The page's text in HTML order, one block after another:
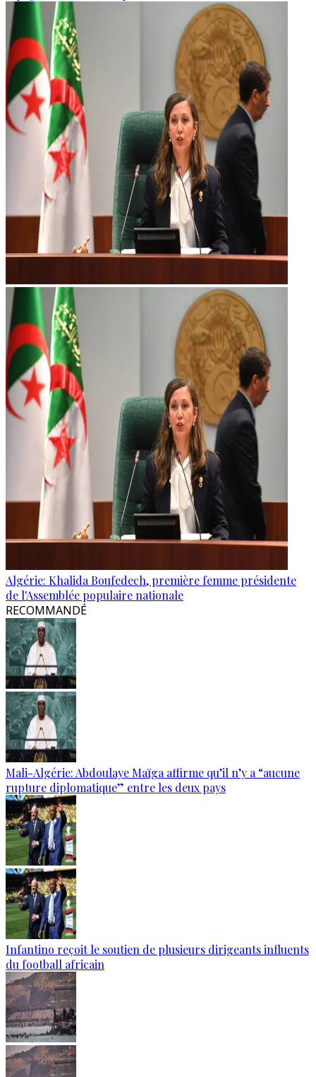
Algérie: Khalida Boufedech, première femme présidente
de l'Assemblée populaire nationale
RECOMMANDÉ
Mali-Algérie: Abdoulaye Maïga affirme qu’il n’y a “aucune
rupture diplomatique” entre les deux pays
Infantino reçoit le soutien de plusieurs dirigeants influents
du football africain